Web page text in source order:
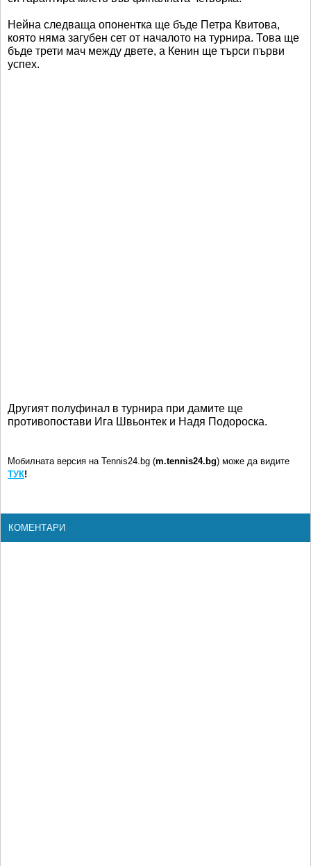
Нейна следваща опонентка ще бъде Петра Квитова,
която няма загубен сет от началото на турнира. Това ще
бъде трети мач между двете, а Кенин ще търси първи
успех.
Другият полуфинал в турнира при дамите ще
противопостави Ига Швьонтек и Надя Подороска.
Мобилната версия на Tennis24.bg (m.tennis24.bg) може да видите
ТУК!
КОМЕНТАРИ